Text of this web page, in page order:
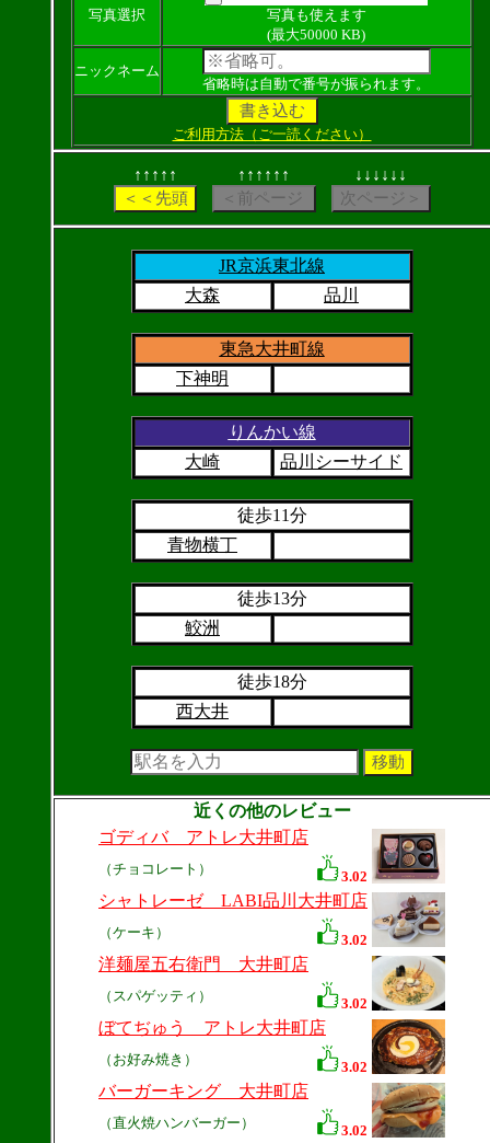
写真選択
写真も使えます
(最大50000 KB)
ニックネーム
省略時は自動で番号が振られます。
ご利用方法（ご一読ください）
↑↑↑↑↑ ↑↑↑↑↑↑ ↓↓↓↓↓↓
JR京浜東北線
大森
品川
東急大井町線
下神明
りんかい線
大崎
品川シーサイド
徒歩11分
青物横丁
徒歩13分
鮫洲
徒歩18分
西大井
近くの他のレビュー
ゴディバ アトレ大井町店
（チョコレート） 3.02
シャトレーゼ LABI品川大井町店
（ケーキ） 3.02
洋麺屋五右衛門 大井町店
（スパゲッティ） 3.02
ぼてぢゅう アトレ大井町店
（お好み焼き） 3.02
バーガーキング 大井町店
（直火焼ハンバーガー） 3.02